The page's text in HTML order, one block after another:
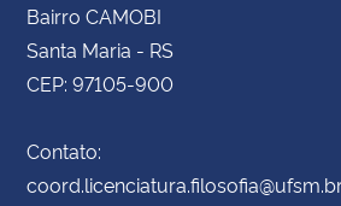
Bairro CAMOBI
Santa Maria - RS
CEP: 97105-900
Contato: